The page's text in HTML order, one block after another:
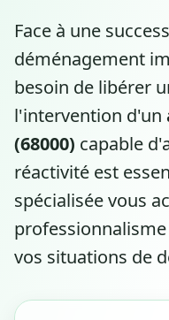
Face à une
déménagement
besoin de libérer
l'intervention d'un
(68000) capable
réactivité est
spécialisée vous
vos situations de